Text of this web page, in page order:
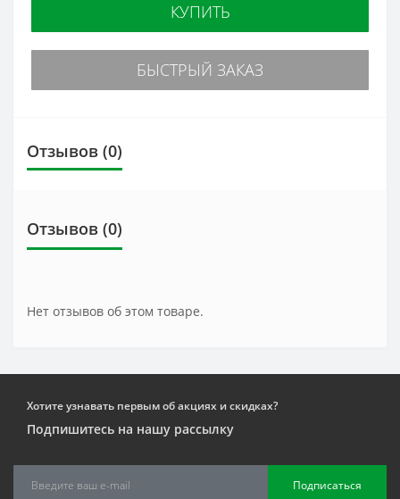
КУПИТЬ
БЫСТРЫЙ ЗАКАЗ
Отзывов (0)
Отзывов (0)
Нет отзывов об этом товаре.
Хотите узнавать первым об акциях и скидках?
Подпишитесь на нашу рассылку
Подписаться